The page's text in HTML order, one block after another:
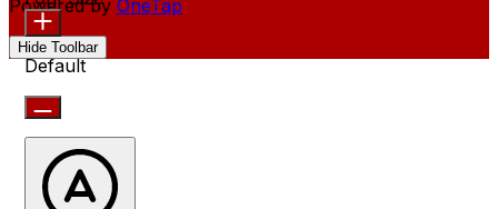
Powered by OneTap
Hide Toolbar
Default